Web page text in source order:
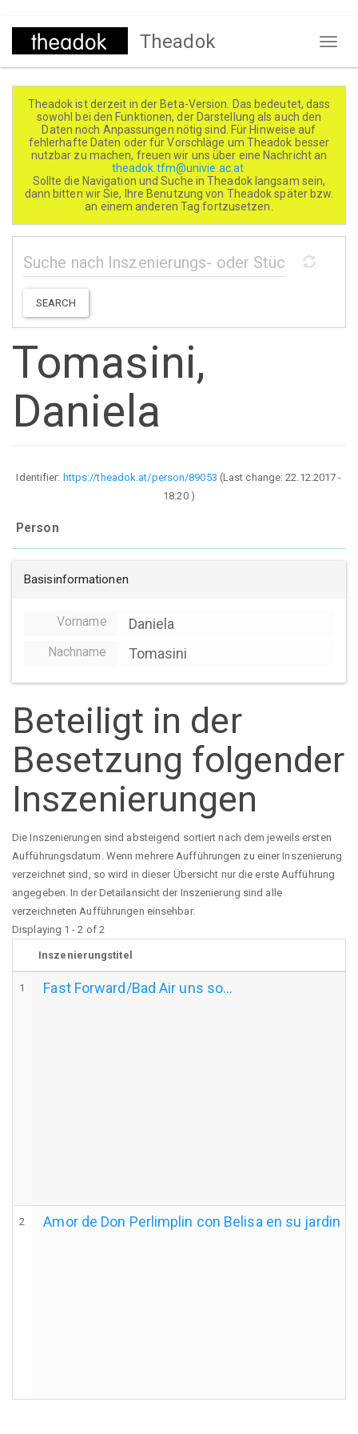
Direkt
Theadok
Theadok ist derzeit in der Beta-Version. Das bedeutet, dass
sowohl bei den Funktionen, der Darstellung als auch den
Daten noch Anpassungen nötig sind. Für Hinweise auf
fehlerhafte Daten oder für Vorschläge um Theadok besser
nutzbar zu machen, freuen wir uns über eine Nachricht an
theadok.tfm@univie.ac.at
Sollte die Navigation und Suche in Theadok langsam sein,
dann bitten wir Sie, Ihre Benutzung von Theadok später bzw.
an einem anderen Tag fortzusetzen.
SEARCH
Tomasini,
Daniela
Identifier: https://theadok.at/person/89053 (Last change:22.12.2017 -
18:20)
Person
Basisinformationen
Vorname Daniela
Nachname Tomasini
Beteiligt in der
Besetzung folgender
Inszenierungen
Die Inszenierungen sind absteigend sortiert nach dem jeweils ersten
Aufführungsdatum. Wenn mehrere Aufführungen zu einer Inszenierung
verzeichnet sind, so wird in dieser Übersicht nur die erste Aufführung
angegeben. In der Detailansicht der Inszenierung sind alle
verzeichneten Aufführungen einsehbar.
Displaying 1 - 2 of 2
Inszenierungstitel
1 Fast Forward/Bad Air uns so...
2 Amor de Don Perlimplin con Belisa en su jardin